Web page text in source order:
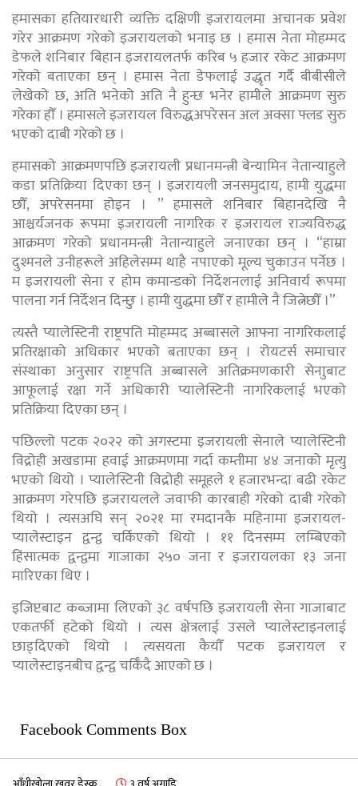
हमासका हतियारधारी व्यक्ति दक्षिणी इजरायलमा अचानक प्रवेश
गरेर आक्रमण गरेको इजरायलको भनाइ छ । हमास नेता मोहम्मद
डेफले शनिबार बिहान इजरायलतर्फ करिब ५ हजार रकेट आक्रमण
गरेको बताएका छन् । हमास नेता डेफलाई उद्धृत गर्दै बीबीसीले
लेखेको छ, अति भनेको अति नै हुन्छ भनेर हामीले आक्रमण सुरु
गरेका हौँ । हमासले इजरायल विरुद्धअपरेसन अल अक्सा फ्लड सुरु
भएको दाबी गरेको छ ।
हमासको आक्रमणपछि इजरायली प्रधानमन्त्री बेन्यामिन नेतान्याहुले
कडा प्रतिक्रिया दिएका छन् । इजरायली जनसमुदाय, हामी युद्धमा
छौँ, अपरेसनमा होइन । ” हमासले शनिबार बिहानदेखि नै
आश्चर्यजनक रूपमा इजरायली नागरिक र इजरायल राज्यविरुद्ध
आक्रमण गरेको प्रधानमन्त्री नेतान्याहुले जनाएका छन् । “हाम्रा
दुश्मनले उनीहरूले अहिलेसम्म थाहै नपाएको मूल्य चुकाउन पर्नेछ ।
म इजरायली सेना र होम कमान्डको निर्देशनलाई अनिवार्य रूपमा
पालना गर्न निर्देशन दिन्छु । हामी युद्धमा छौँ र हामीले नै जित्नेछौँ ।”
त्यस्तै प्यालेस्टिनी राष्ट्रपति मोहम्मद अब्बासले आफ्ना नागरिकलाई
प्रतिरक्षाको अधिकार भएको बताएका छन् । रोयटर्स समाचार
संस्थाका अनुसार राष्ट्रपति अब्बासले अतिक्रमणकारी सेनाुबाट
आफूलाई रक्षा गर्ने अधिकारी प्यालेस्टिनी नागरिकलाई भएको
प्रतिक्रिया दिएका छन् ।
पछिल्लो पटक २०२२ को अगस्टमा इजरायली सेनाले प्यालेस्टिनी
विद्रोही अखडामा हवाई आक्रमणमा गर्दा कम्तीमा ४४ जनाको मृत्यु
भएको थियो । प्यालेस्टिनी विद्रोही समूहले १ हजारभन्दा बढी रकेट
आक्रमण गरेपछि इजरायलले जवाफी कारबाही गरेको दाबी गरेको
थियो । त्यसअघि सन् २०२१ मा रमदानकै महिनामा इजरायल-
प्यालेस्टाइन द्वन्द्व चर्किएको थियो । ११ दिनसम्म लम्बिएको
हिंसात्मक द्वन्द्वमा गाजाका २५० जना र इजरायलका १३ जना
मारिएका थिए ।
इजिप्टबाट कब्जामा लिएको ३८ वर्षपछि इजरायली सेना गाजाबाट
एकतर्फी हटेको थियो । त्यस क्षेत्रलाई उसले प्यालेस्टाइनलाई
छाड्दिएको थियो । त्यसयता कैयौँ पटक इजरायल र
प्यालेस्टाइनबीच द्वन्द्व चर्किँदै आएको छ ।
Facebook Comments Box